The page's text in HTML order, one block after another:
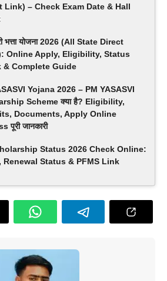
Link) – Check Exam Date & Hall
भत्ता योजना 2026 (All State Direct
Online Apply, Eligibility, Status
& Complete Guide
Yojana 2026 – PM YASASVI
Scheme क्या है? Eligibility,
Documents, Apply Online
पूरी जानकारी
Status 2026 Check Online:
Renewal Status & PFMS Link